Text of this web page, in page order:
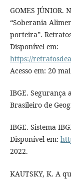
GOMES JÚNIOR.
“Soberania
porteira”.
Disponível em:
https://
Acesso em: 20
IBGE. Segurança
Brasileiro de
IBGE. Sistema
Disponível em:
2022.
KAUTSKY, K. A